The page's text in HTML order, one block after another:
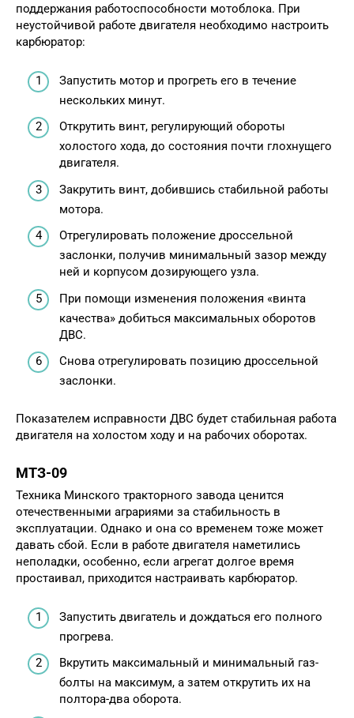
поддержания работоспособности мотоблока. При
неустойчивой работе двигателя необходимо настроить
карбюратор:
Запустить мотор и прогреть его в течение
нескольких минут.
Открутить винт, регулирующий обороты
холостого хода, до состояния почти глохнущего
двигателя.
Закрутить винт, добившись стабильной работы
мотора.
Отрегулировать положение дроссельной
заслонки, получив минимальный зазор между
ней и корпусом дозирующего узла.
При помощи изменения положения «винта
качества» добиться максимальных оборотов
ДВС.
Снова отрегулировать позицию дроссельной
заслонки.
Показателем исправности ДВС будет стабильная работа
двигателя на холостом ходу и на рабочих оборотах.
МТЗ-09
Техника Минского тракторного завода ценится
отечественными аграриями за стабильность в
эксплуатации. Однако и она со временем тоже может
давать сбой. Если в работе двигателя наметились
неполадки, особенно, если агрегат долгое время
простаивал, приходится настраивать карбюратор.
Запустить двигатель и дождаться его полного
прогрева.
Вкрутить максимальный и минимальный газ-
болты на максимум, а затем открутить их на
полтора-два оборота.